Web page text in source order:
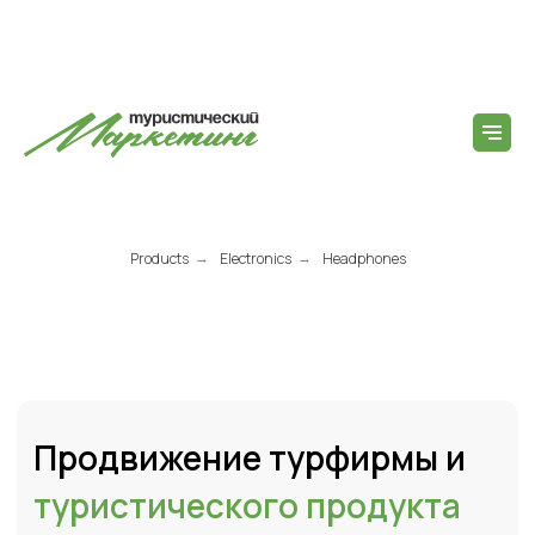
Products → Electronics → Headphones
продаж: усиливать страницы, получать
больше поискового трафика, увеличивать
количество прямых заявок и снижать
зависимость от рекламы, агрегаторов и